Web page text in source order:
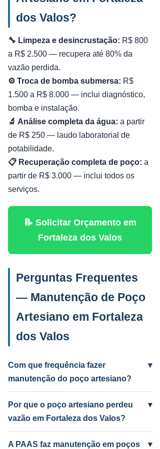
dos Valos?
🔧 Limpeza e desincrustação: R$ 800
a R$ 2.500 — recupera até 80% da
vazão perdida.
⚙️ Troca de bomba submersa: R$
1.500 a R$ 8.000 — inclui diagnóstico,
bomba e instalação.
🔬 Análise completa da água: a partir
de R$ 250 — laudo laboratorial de
potabilidade.
📋 Recuperação completa de poço: a
partir de R$ 3.000 — inclui todos os
serviços.
📝 Solicitar Orçamento em
Fortaleza dos Valos
Perguntas Frequentes
— Manutenção de Poço
Artesiano em Fortaleza
dos Valos
Com que frequência fazer
manutenção do poço artesiano?
▾
Anual para uso intenso (agrícola/industrial)
e a cada 2 anos para uso residencial.
Poços antigos podem precisar mais
frequentemente.
Por que o poço artesiano perdeu
vazão em Fortaleza dos Valos?
▾
Causas mais comuns: incrustação por
ferro e manganês, colmatação do filtro,
A PAAS faz manutenção em poços
▾